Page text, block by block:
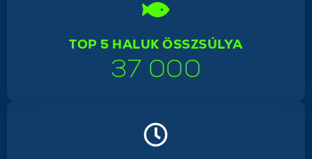
TOP 5 HALUK ÖSSZSÚLYA
37 000